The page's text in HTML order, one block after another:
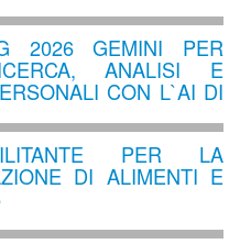
2026 GEMINI PER
ANALISI E
CON L`AI DI
PER LA
DI ALIMENTI E